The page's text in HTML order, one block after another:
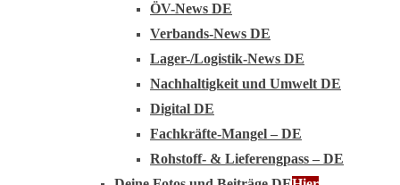
ÖV-News DE
Verbands-News DE
Lager-/Logistik-News DE
Nachhaltigkeit und Umwelt DE
Digital DE
Fachkräfte-Mangel – DE
Rohstoff- & Lieferengpass – DE